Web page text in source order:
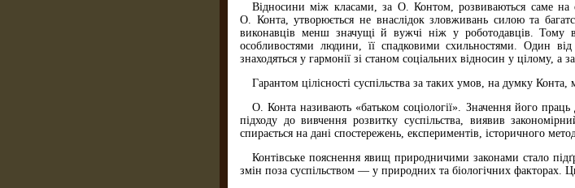
Відносини між класами, за О. Контом, розвиваються саме на
О. Конта, утворюється не внаслідок зловживань силою та
виконавців менш значущі й вужчі ніж у роботодавців. Тому
особливостями людини, її спадковими схильностями. Один
знаходяться у гармонії зі станом соціальних відносин у цілому, а
Гарантом цілісності суспільства за таких умов, на думку
О. Конта називають «батьком соціології». Значення його
підходу до вивчення розвитку суспільства, виявив
спирається на дані спостережень, експериментів, історичного
Контівське пояснення явищ природничими законами стало
змін поза суспільством — у природних та біологічних факторах.